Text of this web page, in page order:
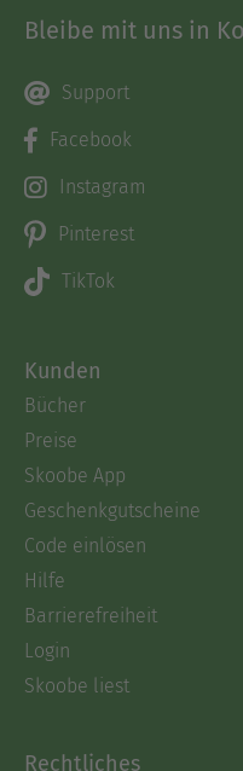
Bleibe mit uns in
Support
Facebook
Instagram
Pinterest
TikTok
Kunden
Bücher
Preise
Skoobe App
Geschenkgutscheine
Code einlösen
Hilfe
Barrierefreiheit
Login
Skoobe liest
Rechtliches